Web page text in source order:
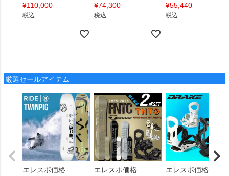
¥110,000
税込
¥74,300
税込
¥55,440
税込
厳選セールアイテム
エレスポ価格
エレスポ価格
エレスポ価格